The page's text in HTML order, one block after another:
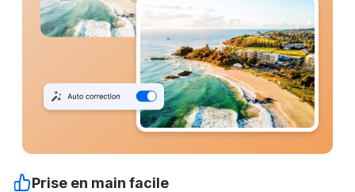
Prise en main facile